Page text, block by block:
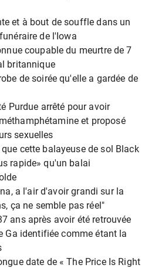
et à bout de souffle dans un
de l'Iowa
coupable du meurtre de 7
britannique
de soirée qu'elle a gardée de
Purdue arrêté pour avoir
et proposé
sexuelles
cette balayeuse de sol Black
rapide» qu'un balai
a l'air d'avoir grandi sur la
ça ne semble pas réel"
ans après avoir été retrouvée
Ga identifiée comme étant la
date de « The Price Is Right